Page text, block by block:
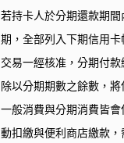
若持卡人於分期還款期
期，全部列入下期信用卡
交易一經核准，分期付
除以分期期數之餘數，
一般消費與分期消費皆
動扣繳與便利商店繳款，